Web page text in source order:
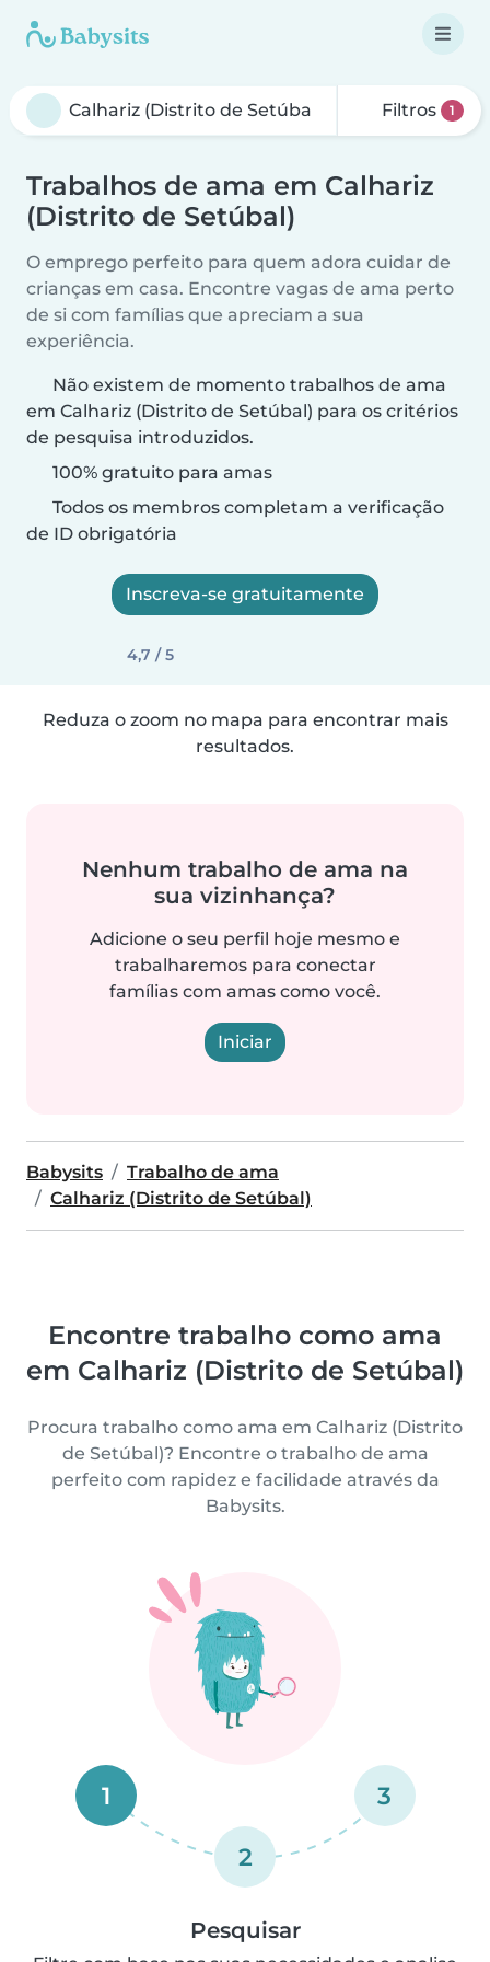
Filtros 1
Trabalhos de ama em Calhariz
(Distrito de Setúbal)
O emprego perfeito para quem adora cuidar de
crianças em casa. Encontre vagas de ama perto
de si com famílias que apreciam a sua
experiência.
Não existem de momento trabalhos de ama
em Calhariz (Distrito de Setúbal) para os critérios
de pesquisa introduzidos.
100% gratuito para amas
Todos os membros completam a verificação
de ID obrigatória
Inscreva-se gratuitamente
4,7 / 5
Reduza o zoom no mapa para encontrar mais
resultados.
Nenhum trabalho de ama na
sua vizinhança?
Adicione o seu perfil hoje mesmo e
trabalharemos para conectar
famílias com amas como você.
Iniciar
Babysits
Trabalho de ama
Calhariz (Distrito de Setúbal)
Encontre trabalho como ama
em Calhariz (Distrito de Setúbal)
Procura trabalho como ama em Calhariz (Distrito
de Setúbal)? Encontre o trabalho de ama
perfeito com rapidez e facilidade através da
Babysits.
1
2
3
Pesquisar